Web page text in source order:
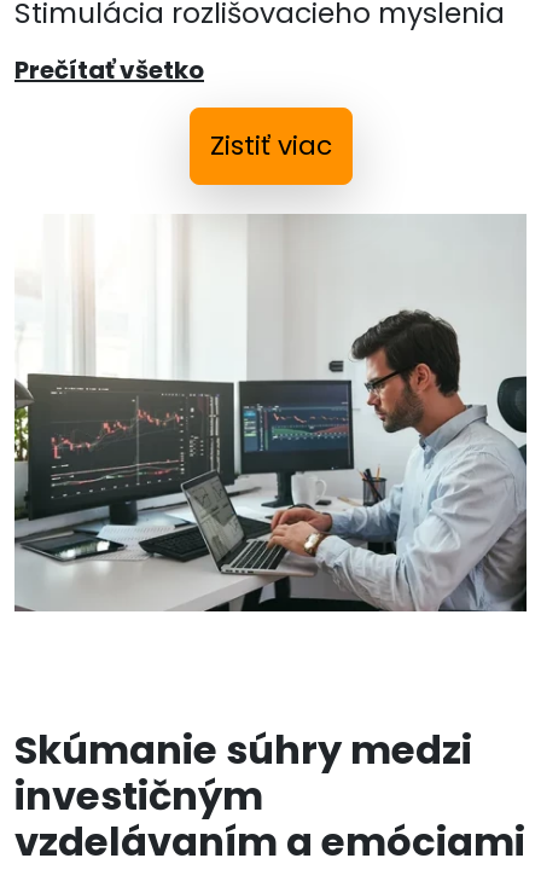
Stimulácia rozlišovacieho myslenia
Prečítať všetko
Zistiť viac
Skúmanie súhry medzi
investičným
vzdelávaním a emóciami